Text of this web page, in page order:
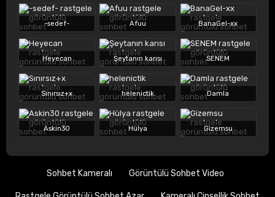
-sedef- Afuu BanaGel-xx
Heyecan Şeytanın karısı SENEM
Sınırsız+x helenictik Damla
Askin30 Hülya Gizemsu
Sohbet Kameralı Görüntülü Sohbet Video